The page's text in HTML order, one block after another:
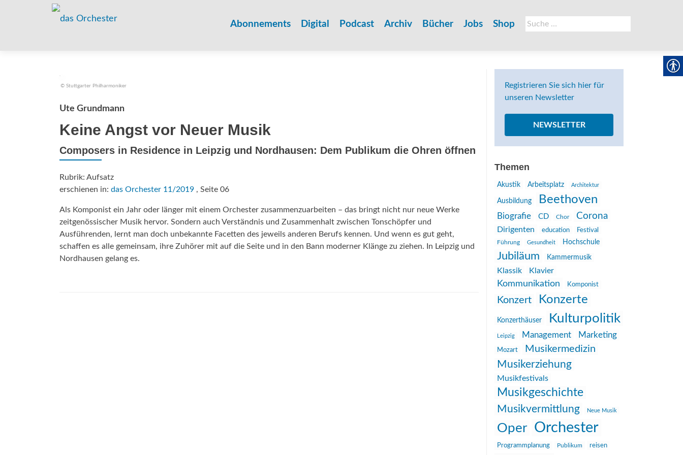
Suche
nach:
Abonnements Digital Podcast Archiv Bücher Jobs Shop
© Stuttgarter Philharmoniker
Ute Grundmann
Keine Angst vor Neuer Musik
Composers in Residence in Leipzig und Nordhausen: Dem Publikum die Ohren öffnen
Rubrik: Aufsatz
erschienen in: das Orchester 11/2019 , Seite 06
Als Komponist ein Jahr oder länger mit einem Orchester zusammenzuarbeiten – das bringt nicht nur neue Werke
zeitgenössischer Musik hervor. Sondern auch Verständnis und Zusammenhalt zwischen Tonschöpfer und
Ausführenden, lernt man doch unbekannte Facetten des jeweils anderen Berufs kennen. Und wenn es gut geht,
schaffen es alle gemeinsam, ihre Zuhörer mit auf die Seite und in den Bann moderner Klänge zu ziehen. In Leipzig und
Nordhausen gelang es.
Registrieren Sie sich hier für
unseren Newsletter
NEWSLETTER
Themen
Akustik Arbeitsplatz Architektur
Ausbildung Beethoven
Biografie CD Chor Corona
Dirigenten education
Festival
Führung
Gesundheit Hochschule
Jubiläum Kammermusik
Klassik Klavier
Kommunikation Komponist
Konzert Konzerte
Konzerthäuser Kulturpolitik
Leipzig Management Marketing
Mozart Musikermedizin
Musikerziehung
Musikfestivals
Musikgeschichte
Musikvermittlung Neue Musik
Oper Orchester
Programmplanung Publikum reisen